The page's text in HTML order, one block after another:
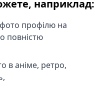
наприклад:
профілю на
повністю
в аніме, ретро,